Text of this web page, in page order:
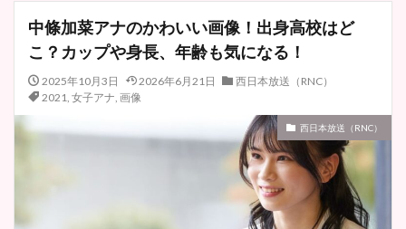
中條加菜アナのかわいい画像！出身高校はど
こ？カップや身長、年齢も気になる！
2025年10月3日 2026年6月21日
西日本放送（RNC）
2021, 女子アナ, 画像
西日本放送（RNC）